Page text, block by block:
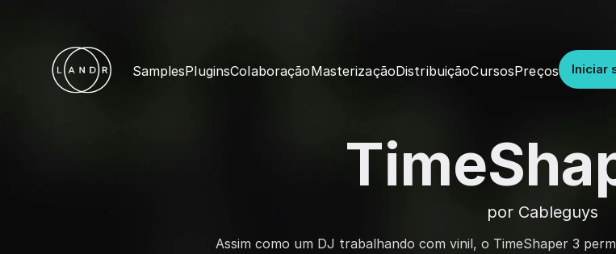
SamplesPluginsColaboraçãoMasterizaçãoDistribuiçãoCursosPreços Iniciar
por Cableguys
Assim como um DJ trabalhando com vinil, o TimeShaper 3